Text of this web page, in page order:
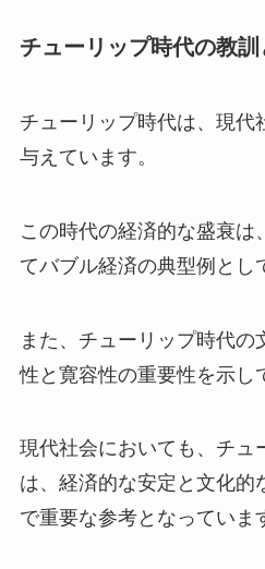
チューリップ時代の教
チューリップ時代は、現代
与えています。
この時代の経済的な盛衰は
てバブル経済の典型例とし
また、チューリップ時代の
性と寛容性の重要性を示し
現代社会においても、チュ
は、経済的な安定と文化的
で重要な参考となっていま